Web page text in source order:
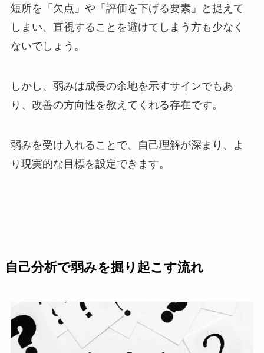
短所を「欠点」や「評価を下げる要素」と捉えて
しまい、直視することを避けてしまう方も少なく
ないでしょう。
しかし、弱みは成長の余地を示すサインでもあ
り、改善の方向性を教えてくれる存在です。
弱みを受け入れることで、自己理解が深まり、よ
り現実的な目標を設定できます。
自己分析で弱みを掘り起こす流れ